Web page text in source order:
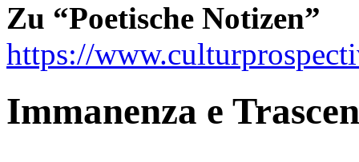
Zu “Poetische Notizen”
https://
Immanenza e